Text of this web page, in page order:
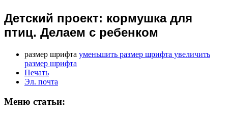
Детский проект: кормушка для
птиц. Делаем с ребенком
размер шрифта уменьшить размер шрифта увеличить
размер шрифта
Печать
Эл. почта
Меню статьи: